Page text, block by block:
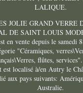
LALIQUE.
JOLIE GRAND VERRE
DE SAINT LOUIS
en vente depuis le samedi
"Céramiques,
flûtes,
est localisé à/en Autry le
aux pays suivants:
Australie.